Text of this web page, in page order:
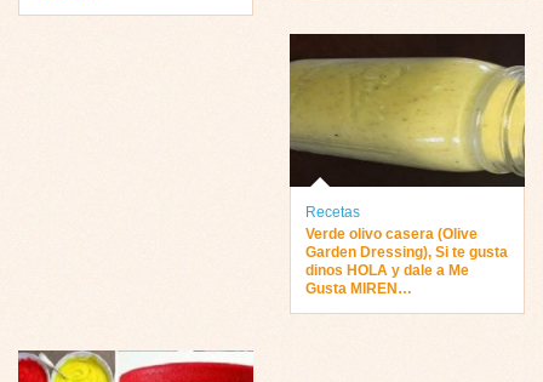
Recetas
Verde olivo casera (Olive
Garden Dressing), Si te gusta
dinos HOLA y dale a Me
Gusta MIREN…